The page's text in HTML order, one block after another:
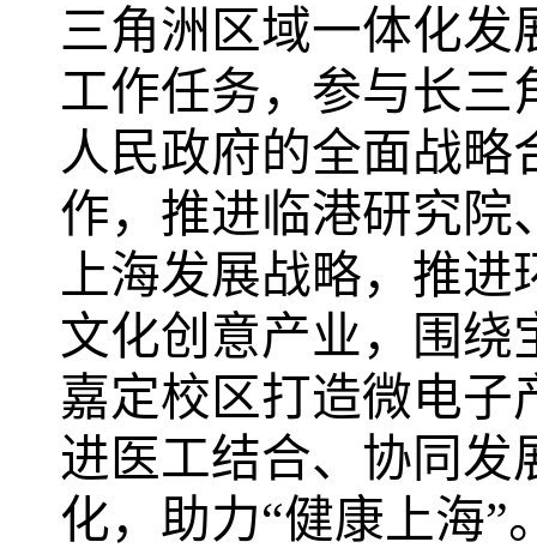
三角洲区域一体化发
工作任务，参与长三
人民政府的全面战
作， 推进临港研究院
上海发展战略，推进
文化创意产业，围绕
嘉定校区打造微电子
进医工结合、协同发
化，助力“健康上海